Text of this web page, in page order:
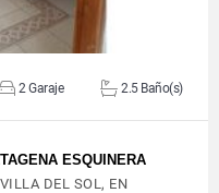
2 Garaje 2.5 Baño(s)
ESQUINERA
DEL SOL, EN